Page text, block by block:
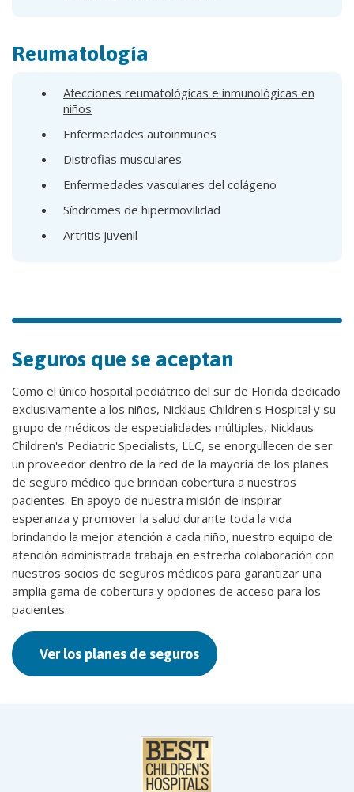
Reumatología
Afecciones reumatológicas e inmunológicas en
niños
Enfermedades autoinmunes
Distrofias musculares
Enfermedades vasculares del colágeno
Síndromes de hipermovilidad
Artritis juvenil
Seguros que se aceptan
Como el único hospital pediátrico del sur de Florida dedicado
exclusivamente a los niños, Nicklaus Children's Hospital y su
grupo de médicos de especialidades múltiples, Nicklaus
Children's Pediatric Specialists, LLC, se enorgullecen de ser
un proveedor dentro de la red de la mayoría de los planes
de seguro médico que brindan cobertura a nuestros
pacientes. En apoyo de nuestra misión de inspirar
esperanza y promover la salud durante toda la vida
brindando la mejor atención a cada niño, nuestro equipo de
atención administrada trabaja en estrecha colaboración con
nuestros socios de seguros médicos para garantizar una
amplia gama de cobertura y opciones de acceso para los
pacientes.
Ver los planes de seguros